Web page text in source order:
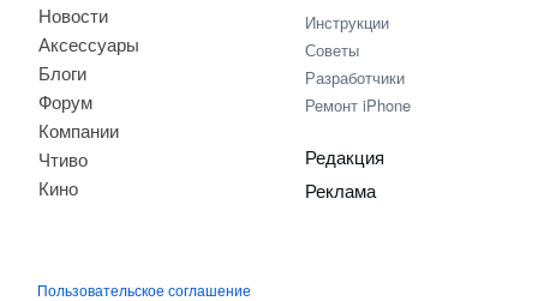
Новости
Аксессуары
Блоги
Форум
Компании
Чтиво
Кино
Инструкции
Советы
Разработчики
Ремонт iPhone
Редакция
Реклама
Пользовательское соглашение